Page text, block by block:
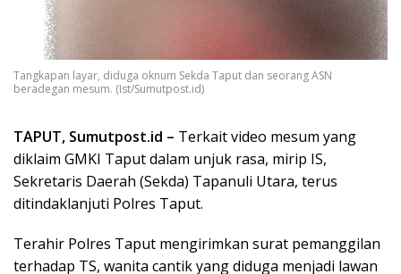
Tangkapan layar, diduga oknum Sekda Taput dan seorang ASN
beradegan mesum. (Ist/Sumutpost.id)
TAPUT, Sumutpost.id – Terkait video mesum yang
diklaim GMKI Taput dalam unjuk rasa, mirip IS,
Sekretaris Daerah (Sekda) Tapanuli Utara, terus
ditindaklanjuti Polres Taput.
Terahir Polres Taput mengirimkan surat pemanggilan
terhadap TS, wanita cantik yang diduga menjadi lawan